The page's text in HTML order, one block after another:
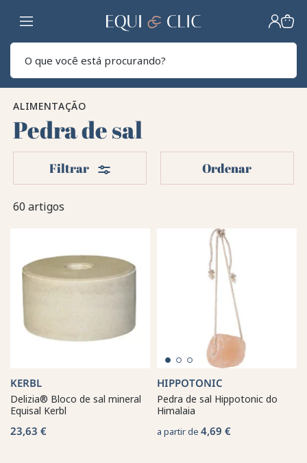
Lar
ALIMENTAÇÃO
Pedra de sal
60 artigos
Filtrar Filters Ordenar
KERBL
Delizia® Bloco de sal mineral
Equisal Kerbl
23,63 €
HIPPOTONIC
Pedra de sal Hippotonic do
Himalaia
a partir de 4,69 €